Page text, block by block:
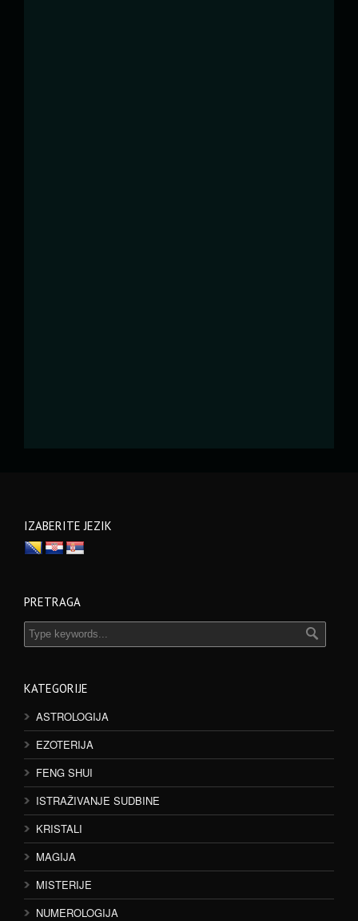
IZABERITE JEZIK
PRETRAGA
KATEGORIJE
ASTROLOGIJA
EZOTERIJA
FENG SHUI
ISTRAŽIVANJE SUDBINE
KRISTALI
MAGIJA
MISTERIJE
NUMEROLOGIJA